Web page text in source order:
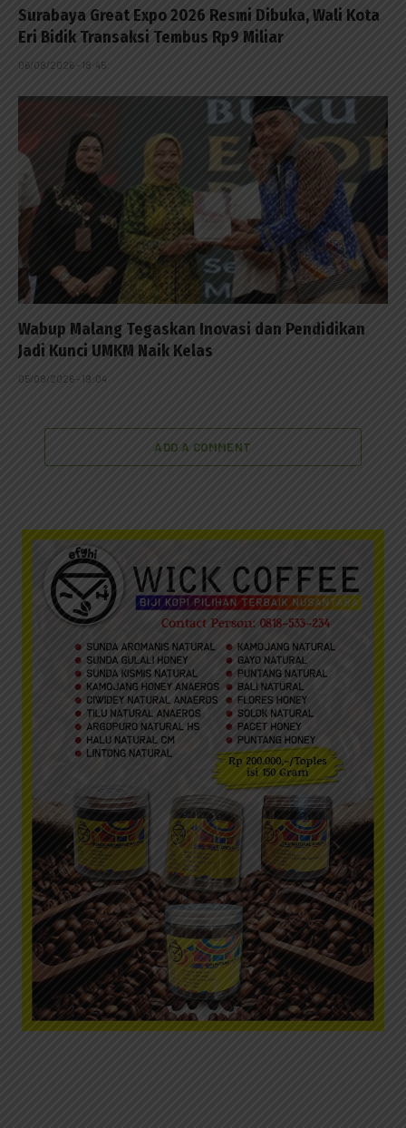
Surabaya Great Expo 2026 Resmi Dibuka, Wali Kota
Eri Bidik Transaksi Tembus Rp9 Miliar
06/08/2026 - 18:45
Wabup Malang Tegaskan Inovasi dan Pendidikan
Jadi Kunci UMKM Naik Kelas
05/08/2026 - 19:04
ADD A COMMENT